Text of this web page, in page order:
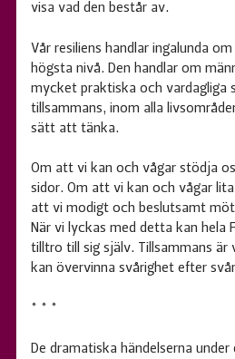
visa vad den består av.
Vår resiliens handlar ingalunda
högsta nivå. Den handlar om
mycket praktiska och vardagliga
tillsammans, inom alla
sätt att tänka.
Om att vi kan och vågar stödja
sidor. Om att vi kan och vågar
att vi modigt och beslutsamt
När vi lyckas med detta kan hela
tilltro till sig själv. Tillsammans är
kan övervinna svårighet efter
* * *
De dramatiska händelserna